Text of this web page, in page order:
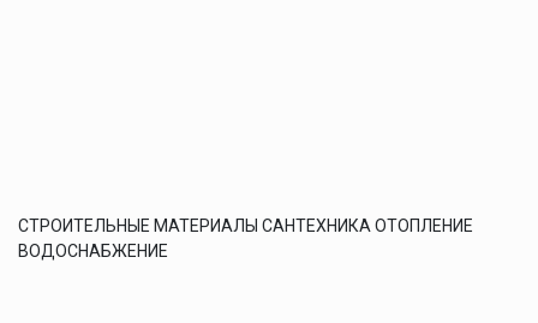
СТРОИТЕЛЬНЫЕ МАТЕРИАЛЫ САНТЕХНИКА ОТОПЛЕНИЕ
ВОДОСНАБЖЕНИЕ